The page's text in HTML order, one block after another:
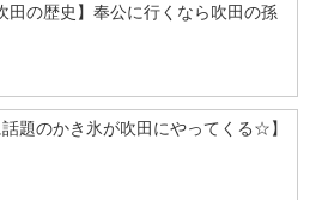
田の歴史】奉公に行くなら吹田の孫
話題のかき氷が吹田にやってくる☆】